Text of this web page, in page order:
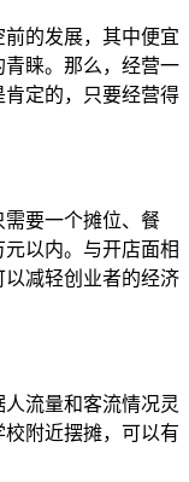
的发展，其中便宜
睐。那么，经营一
定的，只要经营得
要一个摊位、餐
以内。与开店面相
以减轻创业者的经济
流量和客流情况灵
附近摆摊，可以有